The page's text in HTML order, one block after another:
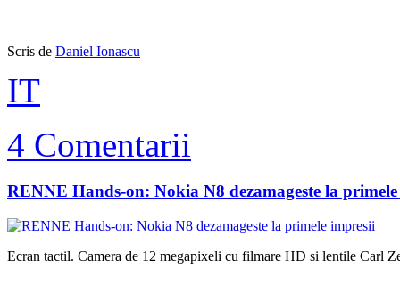
Scris de Daniel Ionascu
IT
4 Comentarii
RENNE Hands-on: Nokia N8 dezamageste la
Ecran tactil. Camera de 12 megapixeli cu filmare HD si lentile Carl